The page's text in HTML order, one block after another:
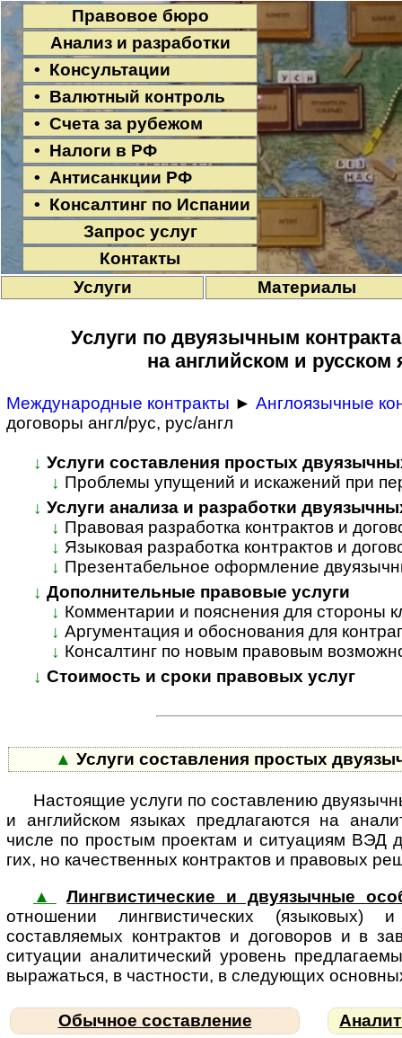
Правовое бюро
Анализ и разработки
• Консультации
• Валютный контроль
• Счета за рубежом
• Налоги в РФ
• Антисанкции РФ
• Консалтинг по Испании
Запрос услуг
Контакты
Услуги
Материалы
Услуги по двуязычным
на английском и русском
Международные контракты ► Англоязычные
договоры англ/рус, рус/англ
↓ Услуги составления простых
↓ Проблемы упущений и искажений при
↓ Услуги анализа и разработки
↓ Правовая разработка контрактов и
↓ Языковая разработка контрактов и
↓ Презентабельное оформление
↓ Дополнительные правовые услуги
↓ Комментарии и пояснения для стороны
↓ Аргументация и обоснования для
↓ Консалтинг по новым правовым
↓ Стоимость и сроки правовых услуг
▲ Услуги составления простых
Настоящие услуги по составлению
и ан­г­лий­ском язы­ках пред­ла­га­ют­ся на
числе по простым проектам и ситуациям ВЭД
гих, но ка­чес­т­вен­ных контрактов и правовых
▲
Лингвистические и двуязычные
отношении лин­г­вис­ти­чес­ких (язы­ко­вых)
составляемых контрактов и договоров и в
ситуации ана­ли­ти­чес­кий уро­вень
вы­ра­жать­ся, в част­нос­ти, в сле­ду­ю­щих
Обычное составление